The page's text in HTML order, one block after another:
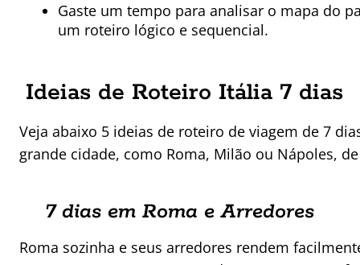
Gaste um tempo para analisar o mapa do
um roteiro lógico e sequencial.
Ideias de Roteiro Itália 7 dias
Veja abaixo 5 ideias de roteiro de viagem de 7
grande cidade, como Roma, Milão ou Nápoles,
7 dias em Roma e Arredores
Roma sozinha e seus arredores rendem